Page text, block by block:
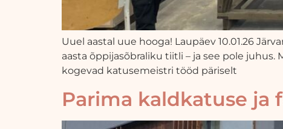
Uuel aastal uue hooga! Laupäev 10.01.26
aasta õppijasõbraliku tiitli – ja see pole
kogevad katusemeistri tööd päriselt
Parima kaldkatuse ja